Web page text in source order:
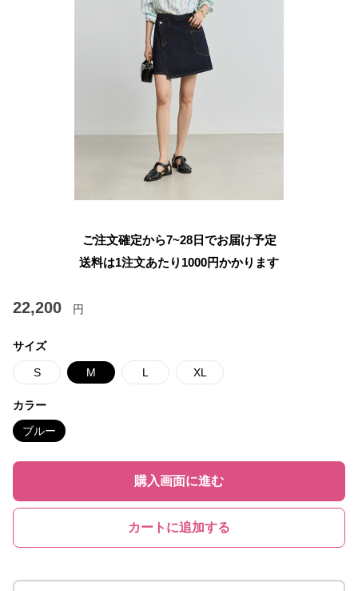
ご注文確定から7~28日でお届け予定
送料は1注文あたり 1000円かかります
22,200 円
サイズ
S M L XL
カラー
ブルー
購入画面に進む
カートに追加する